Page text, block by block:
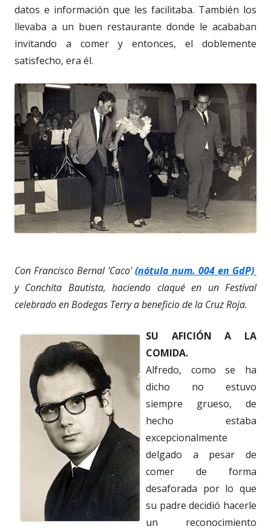
datos e información que les facilitaba. También los
llevaba a un buen restaurante donde le acababan
invitando a comer y entonces, el doblemente
satisfecho, era él.
Con Francisco Bernal 'Caco'(nótula num. 004 en GdP)
y Conchita Bautista, haciendo claqué en un Festival
celebrado en Bodegas Terry a beneficio de la Cruz Roja.
SU AFICIÓN A LA
COMIDA.
Alfredo, como se ha
dicho no estuvo
siempre grueso, de
hecho estaba
excepcionalmente
delgado a pesar de
comer de forma
desaforada por lo que
su padre decidió hacerle
un reconocimiento